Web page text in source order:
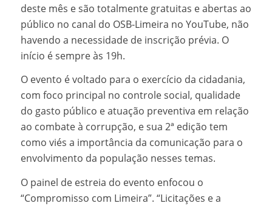
deste mês e são totalmente gratuitas e abertas ao
público no canal do OSB-Limeira no YouTube, não
havendo a necessidade de inscrição prévia. O
início é sempre às 19h.
O evento é voltado para o exercício da cidadania,
com foco principal no controle social, qualidade
do gasto público e atuação preventiva em relação
ao combate à corrupção, e sua 2ª edição tem
como viés a importância da comunicação para o
envolvimento da população nesses temas.
O painel de estreia do evento enfocou o
“Compromisso com Limeira”. “Licitações e a